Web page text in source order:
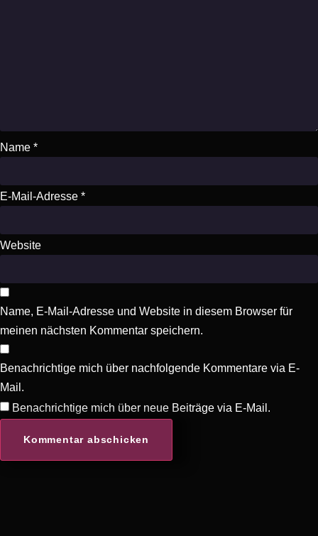
Name *
E-Mail-Adresse *
Website
Name, E-Mail-Adresse und Website in diesem Browser für
meinen nächsten Kommentar speichern.
Benachrichtige mich über nachfolgende Kommentare via E-
Mail.
Benachrichtige mich über neue Beiträge via E-Mail.